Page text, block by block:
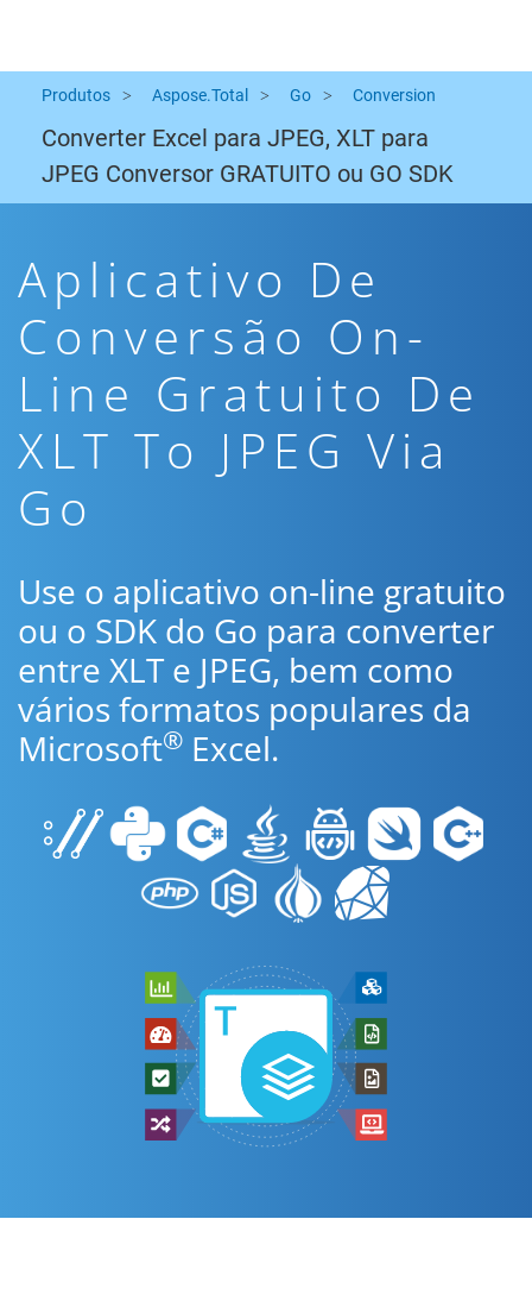
Produtos Aspose.Total Go Conversion
Converter Excel para JPEG, XLT para
JPEG Conversor GRATUITO ou GO SDK
Aplicativo De
Conversão On-
Line Gratuito De
XLT To JPEG Via
Go
Use o aplicativo on-line gratuito
ou o SDK do Go para converter
entre XLT e JPEG, bem como
vários formatos populares da
Microsoft® Excel.